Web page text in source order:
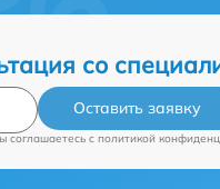
со
Оставить заявку
соглашаетесь c политикой